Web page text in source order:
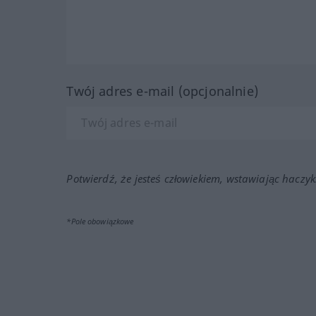
Twój adres e-mail (opcjonalnie)
Potwierdź, że jesteś człowiekiem, wstawiając
*Pole obowiązkowe